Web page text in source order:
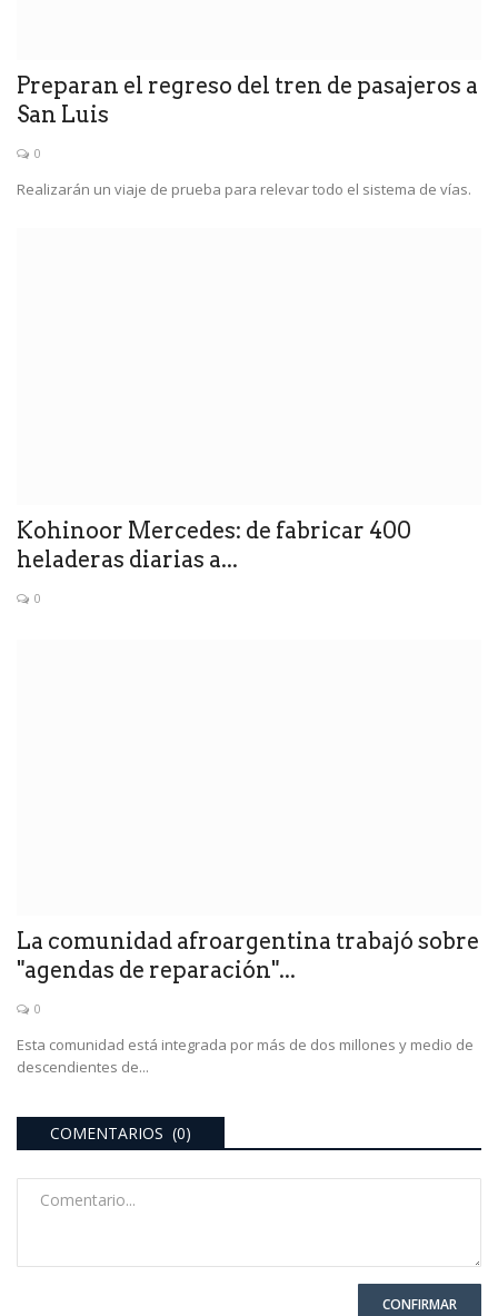
Preparan el regreso del tren de pasajeros a
San Luis
0
Realizarán un viaje de prueba para relevar todo el sistema de vías.
Kohinoor Mercedes: de fabricar 400
heladeras diarias a...
0
La comunidad afroargentina trabajó sobre
"agendas de reparación"...
0
Esta comunidad está integrada por más de dos millones y medio de
descendientes de...
COMENTARIOS (0)
CONFIRMAR